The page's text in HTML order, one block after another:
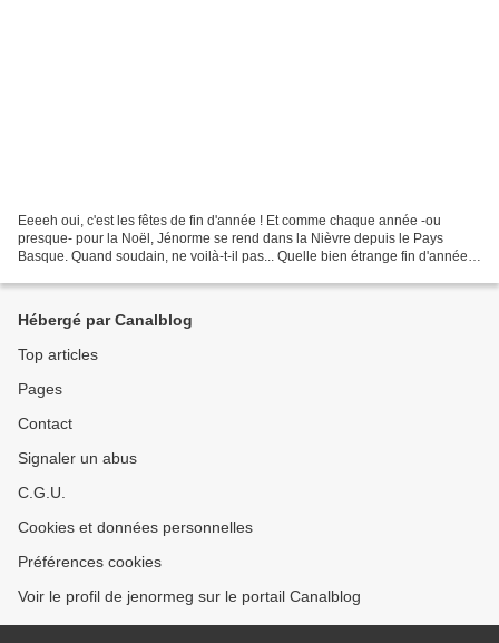
Eeeeh oui, c'est les fêtes de fin d'année ! Et comme chaque année -ou
presque- pour la Noël, Jénorme se rend dans la Nièvre depuis le Pays
Basque. Quand soudain, ne voilà-t-il pas... Quelle bien étrange fin d'année
Hébergé par Canalblog
Top articles
Pages
Contact
Signaler un abus
C.G.U.
Cookies et données personnelles
Préférences cookies
Voir le profil de jenormeg sur le portail Canalblog